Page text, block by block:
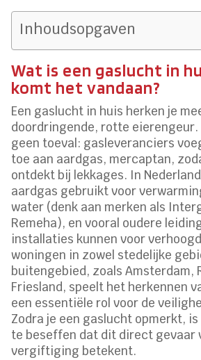
Inhoudsopgaven
Wat is een gaslucht in
komt het vandaan?
Een gaslucht in huis herken je
doordringende, rotte eierengeur.
geen toeval: gasleveranciers
toe aan aardgas, mercaptan,
ontdekt bij lekkages. In
aardgas gebruikt voor
water (denk aan merken als
Remeha), en vooral oudere
installaties kunnen voor
woningen in zowel stedelijke
buitengebied, zoals Amsterdam,
Friesland, speelt het herkennen
een essentiële rol voor de
Zodra je een gaslucht opmerkt,
te beseffen dat dit direct gevaar
vergiftiging betekent.